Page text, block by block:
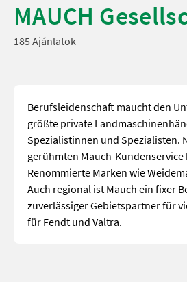
MAUCH
185 Ajánlatok
Berufsleidenschaft maucht den
größte private
Spezialistinnen und Spezialisten.
gerühmten Mauch-
Renommierte Marken wie
Auch regional ist Mauch ein fixer
zuverlässiger Gebietspartner für
für Fendt und Valtra.